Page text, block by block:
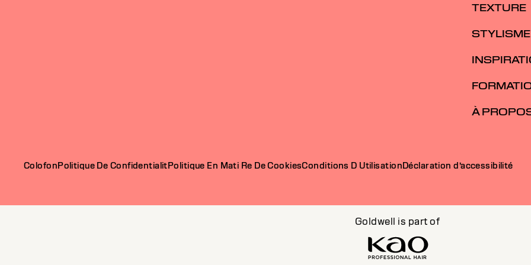
TEXTURE
STYLISME
À
ColofonPolitique De ConfidentialitPolitique En Mati Re De CookiesConditions D UtilisationDéclaration d’accessibilité
Goldwell is part of